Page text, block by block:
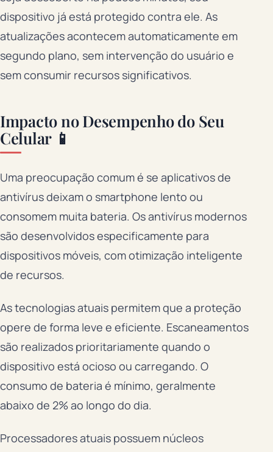
dispositivo já está protegido contra ele. As
atualizações acontecem automaticamente em
segundo plano, sem intervenção do usuário e
sem consumir recursos significativos.
Impacto no Desempenho do Seu
Celular 📱
Uma preocupação comum é se aplicativos de
antivírus deixam o smartphone lento ou
consomem muita bateria. Os antivírus modernos
são desenvolvidos especificamente para
dispositivos móveis, com otimização inteligente
de recursos.
As tecnologias atuais permitem que a proteção
opere de forma leve e eficiente. Escaneamentos
são realizados prioritariamente quando o
dispositivo está ocioso ou carregando. O
consumo de bateria é mínimo, geralmente
abaixo de 2% ao longo do dia.
Processadores atuais possuem núcleos